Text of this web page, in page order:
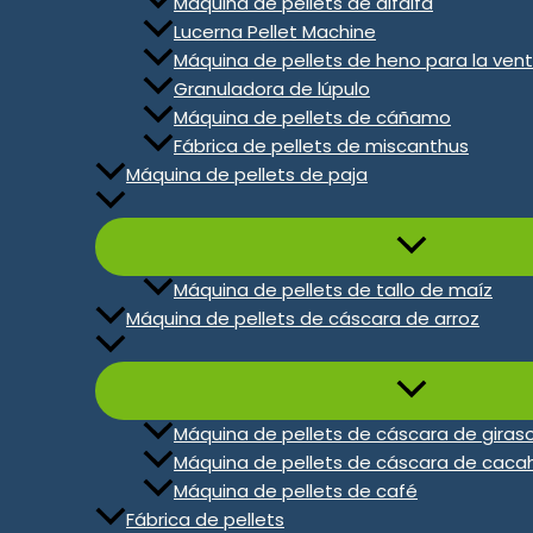
Lucerna Pellet Machine
Máquina de pellets de heno para la
Granuladora de lúpulo
Máquina de pellets de cáñamo
Fábrica de pellets de miscanthus
Máquina de pellets de paja
Máquina de pellets de tallo de maíz
Máquina de pellets de cáscara de arroz
Máquina de pellets de cáscara de
Máquina de pellets de cáscara de
Máquina de pellets de café
Fábrica de pellets
Pienso flotante
Los piensos granulados que
flotan en la superficie del agua
son adecuados para diversas
especies de peces que se
mejoran el aprovechamiento
del pienso y permiten
observar las condiciones de
alimentación.
Apto
fondo.